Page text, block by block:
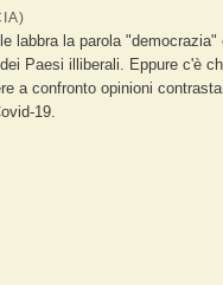
labbra la parola
Paesi illiberali. Eppure c'è
a confronto opinioni
19.